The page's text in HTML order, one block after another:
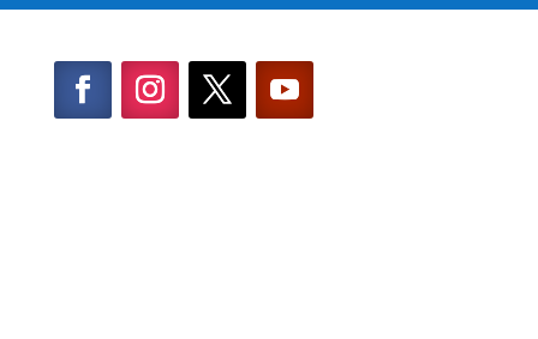
Botón de búsqueda